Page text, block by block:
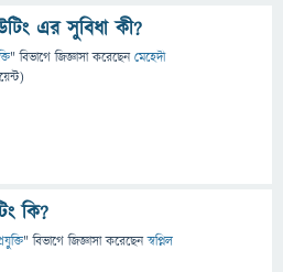
এর সুবিধা কী?
" বিভাগে জিজ্ঞাসাকরেছেনমেহেদী
কি?
" বিভাগে জিজ্ঞাসাকরেছেনস্বপ্নিল